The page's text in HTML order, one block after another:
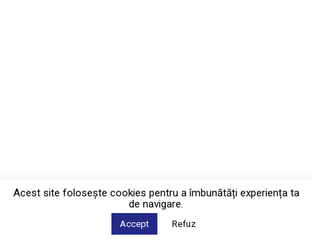
Acest site foloseşte cookies pentru a îmbunătăți experiența ta
de navigare.
Accept Refuz